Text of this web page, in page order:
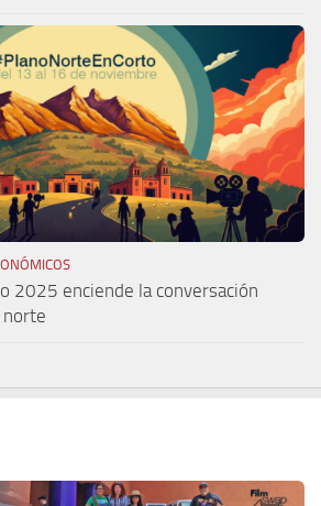
2025 enciende la conversación
norte